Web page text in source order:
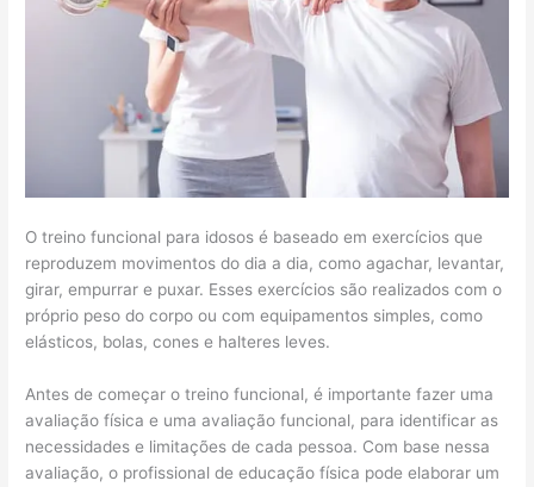
O treino funcional para idosos é baseado em exercícios que
reproduzem movimentos do dia a dia, como agachar, levantar,
girar, empurrar e puxar. Esses exercícios são realizados com o
próprio peso do corpo ou com equipamentos simples, como
elásticos, bolas, cones e halteres leves.
Antes de começar o treino funcional, é importante fazer uma
avaliação física e uma avaliação funcional, para identificar as
necessidades e limitações de cada pessoa. Com base nessa
avaliação, o profissional de educação física pode elaborar um